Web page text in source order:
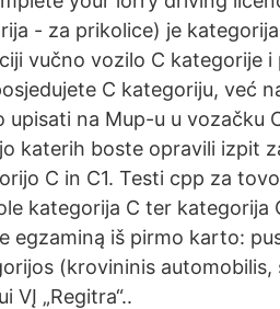
- za prikolice) je
vučno vozilo C kategorije
C kategoriju, već
upisati na Mup-u u vozačku
katerih boste opravili izpit
C in C1. Testi cpp za
kategorija C ter kategorija
egzaminą iš pirmo karto:
(krovininis
VĮ „Regitra“..